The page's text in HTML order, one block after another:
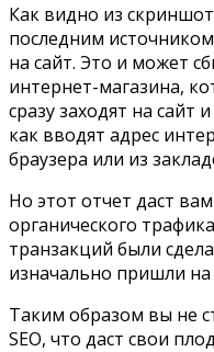
Как видно из
последним
на сайт. Это и может
интернет-магазина,
сразу заходят на
как вводят адрес
браузера или из
Но этот отчет даст
органического
транзакций были
изначально пришли на
Таким образом вы не
SEO, что даст свои